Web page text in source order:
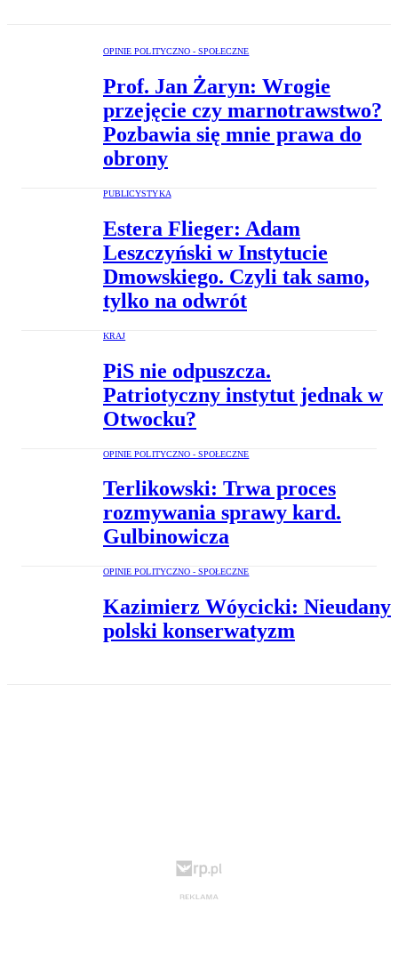
OPINIE POLITYCZNO - SPOŁECZNE
Prof. Jan Żaryn: Wrogie
przejęcie czy marnotrawstwo?
Pozbawia się mnie prawa do
obrony
PUBLICYSTYKA
Estera Flieger: Adam
Leszczyński w Instytucie
Dmowskiego. Czyli tak samo,
tylko na odwrót
KRAJ
PiS nie odpuszcza.
Patriotyczny instytut jednak w
Otwocku?
OPINIE POLITYCZNO - SPOŁECZNE
Terlikowski: Trwa proces
rozmywania sprawy kard.
Gulbinowicza
OPINIE POLITYCZNO - SPOŁECZNE
Kazimierz Wóycicki: Nieudany
polski konserwatyzm